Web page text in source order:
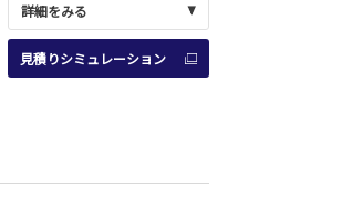
詳細をみる
見積りシミュレーション